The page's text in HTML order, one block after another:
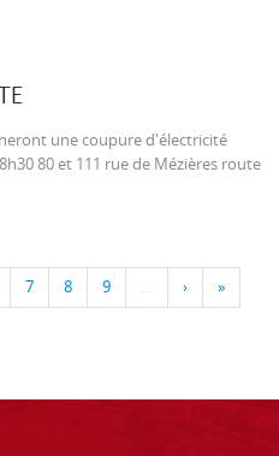
une coupure d'électricité
8h30 80 et 111 rue de Mézières route
7 8 9 … › »